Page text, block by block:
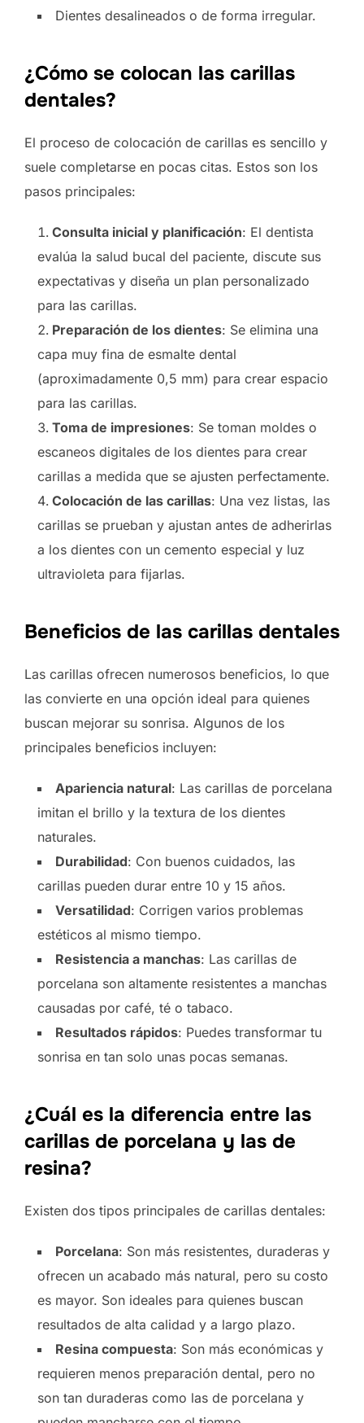
Dientes desalineados o de forma irregular.
¿Cómo se colocan las carillas
dentales?
El proceso de colocación de carillas es sencillo y
suele completarse en pocas citas. Estos son los
pasos principales:
Consulta inicial y planificación: El dentista
evalúa la salud bucal del paciente, discute sus
expectativas y diseña un plan personalizado
para las carillas.
Preparación de los dientes: Se elimina una
capa muy fina de esmalte dental
(aproximadamente 0,5 mm) para crear espacio
para las carillas.
Toma de impresiones: Se toman moldes o
escaneos digitales de los dientes para crear
carillas a medida que se ajusten perfectamente.
Colocación de las carillas: Una vez listas, las
carillas se prueban y ajustan antes de adherirlas
a los dientes con un cemento especial y luz
ultravioleta para fijarlas.
Beneficios de las carillas dentales
Las carillas ofrecen numerosos beneficios, lo que
las convierte en una opción ideal para quienes
buscan mejorar su sonrisa. Algunos de los
principales beneficios incluyen:
Apariencia natural: Las carillas de porcelana
imitan el brillo y la textura de los dientes
naturales.
Durabilidad: Con buenos cuidados, las
carillas pueden durar entre 10 y 15 años.
Versatilidad: Corrigen varios problemas
estéticos al mismo tiempo.
Resistencia a manchas: Las carillas de
porcelana son altamente resistentes a manchas
causadas por café, té o tabaco.
Resultados rápidos: Puedes transformar tu
sonrisa en tan solo unas pocas semanas.
¿Cuál es la diferencia entre las
carillas de porcelana y las de
resina?
Existen dos tipos principales de carillas dentales:
Porcelana: Son más resistentes, duraderas y
ofrecen un acabado más natural, pero su costo
es mayor. Son ideales para quienes buscan
resultados de alta calidad y a largo plazo.
Resina compuesta: Son más económicas y
requieren menos preparación dental, pero no
son tan duraderas como las de porcelana y